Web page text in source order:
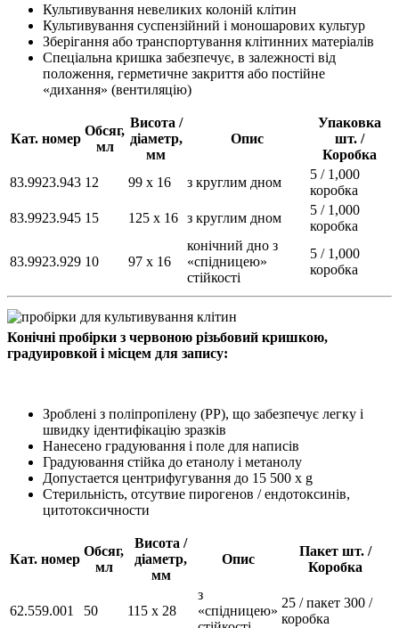
Культивування невеликих колоній клітин
Культивування суспензійний і моношарових культур
Зберігання або транспортування клітинних матеріалів
Спеціальна кришка забезпечує, в залежності від
положення, герметичне закриття або постійне
«дихання» (вентиляцію)
Кат. номер
Обсяг,
мл
Висота /
діаметр,
мм
Опис
Упаковка
шт. /
Коробка
83.9923.943 12 99 x 16 з круглим дном
5 / 1,000
коробка
83.9923.945 15 125 x 16 з круглим дном
5 / 1,000
коробка
83.9923.929 10 97 x 16
конічний дно з
«спідницею»
стійкості
5 / 1,000
коробка
Конічні пробірки з червоною різьбовий кришкою,
градуировкой і місцем для запису:
Зроблені з поліпропілену (PP), що забезпечує легку і
швидку ідентифікацію зразків
Нанесено градуювання і поле для написів
Градуювання стійка до етанолу і метанолу
Допустается центрифугування до 15 500 х g
Стерильність, отсутвие пирогенов / ендотоксинів,
цитотоксичности
Кат. номер
Обсяг,
мл
Висота /
діаметр,
мм
Опис
Пакет шт. /
Коробка
62.559.001 50 115 х 28
з
«спідницею»
25 / пакет 300 /
коробка